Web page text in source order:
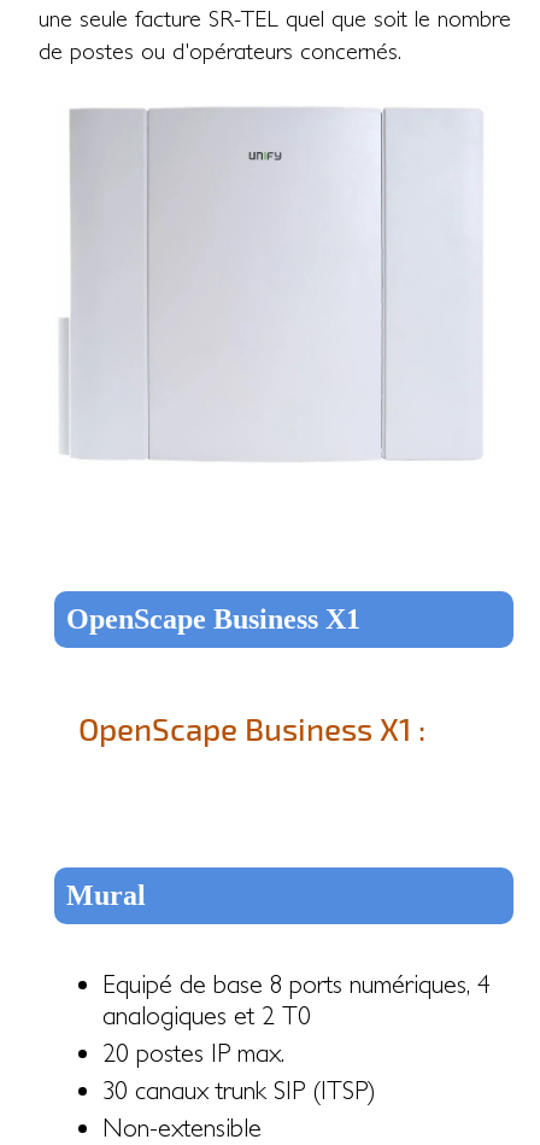
une seule facture SR-TEL quel que soit le nombre
de postes ou d'opérateurs concernés.
OpenScape Business X1
OpenScape Business X1 :
Mural
Equipé de base 8 ports numériques, 4
analogiques et 2 T0
20 postes IP max.
30 canaux trunk SIP (ITSP)
Non-extensible